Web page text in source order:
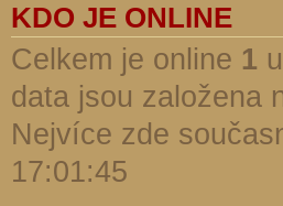
KDO JE ONLINE
Celkem je online 1
data jsou založena
Nejvíce zde
17:01:45